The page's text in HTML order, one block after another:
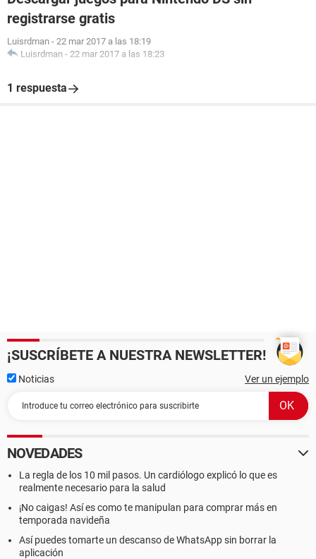
registrarse gratis
Luisrdman - 22 mar 2017 a las 18:19
Luisrdman - 22 mar 2017 a las 18:23
1 respuesta
¡SUSCRÍBETE A NUESTRA NEWSLETTER!
Noticias Ver un ejemplo
NOVEDADES
La regla de los 10 mil pasos. Un cardiólogo explicó lo que es
realmente necesario para la salud
¡No caigas! Así es como te manipulan para comprar más en
temporada navideña
Así puedes tomarte un descanso de WhatsApp sin borrar la
aplicación